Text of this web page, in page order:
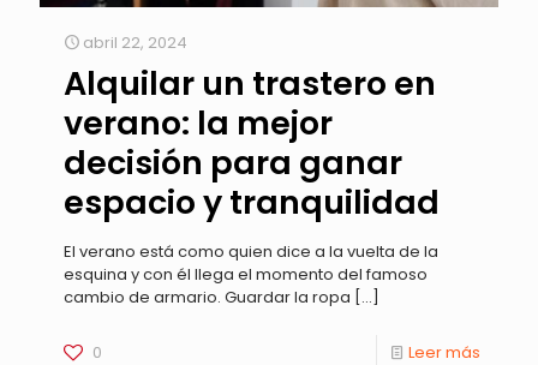
abril 22, 2024
Alquilar un trastero en
verano: la mejor
decisión para ganar
espacio y tranquilidad
El verano está como quien dice a la vuelta de la
esquina y con él llega el momento del famoso
cambio de armario. Guardar la ropa […]
0 Leer más